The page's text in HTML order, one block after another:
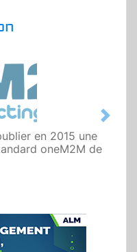
en 2015 une
oneM2M de
Next